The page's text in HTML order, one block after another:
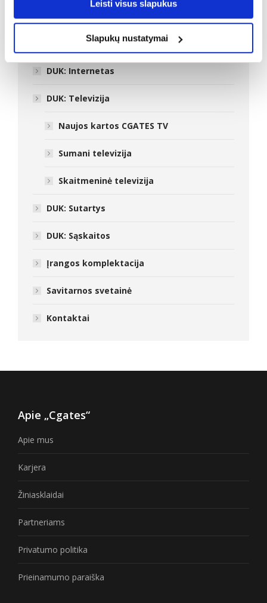
Leisti visus slapukus
Slapukų nustatymai
Naujienos
DUK: Internetas
DUK: Televizija
Naujos kartos CGATES TV
Sumani televizija
Skaitmeninė televizija
DUK: Sutartys
DUK: Sąskaitos
Įrangos komplektacija
Savitarnos svetainė
Kontaktai
Apie „Cgates“
Apie mus
Karjera
Žiniasklaidai
Partneriams
Privatumo politika
Prieinamumo paraiška